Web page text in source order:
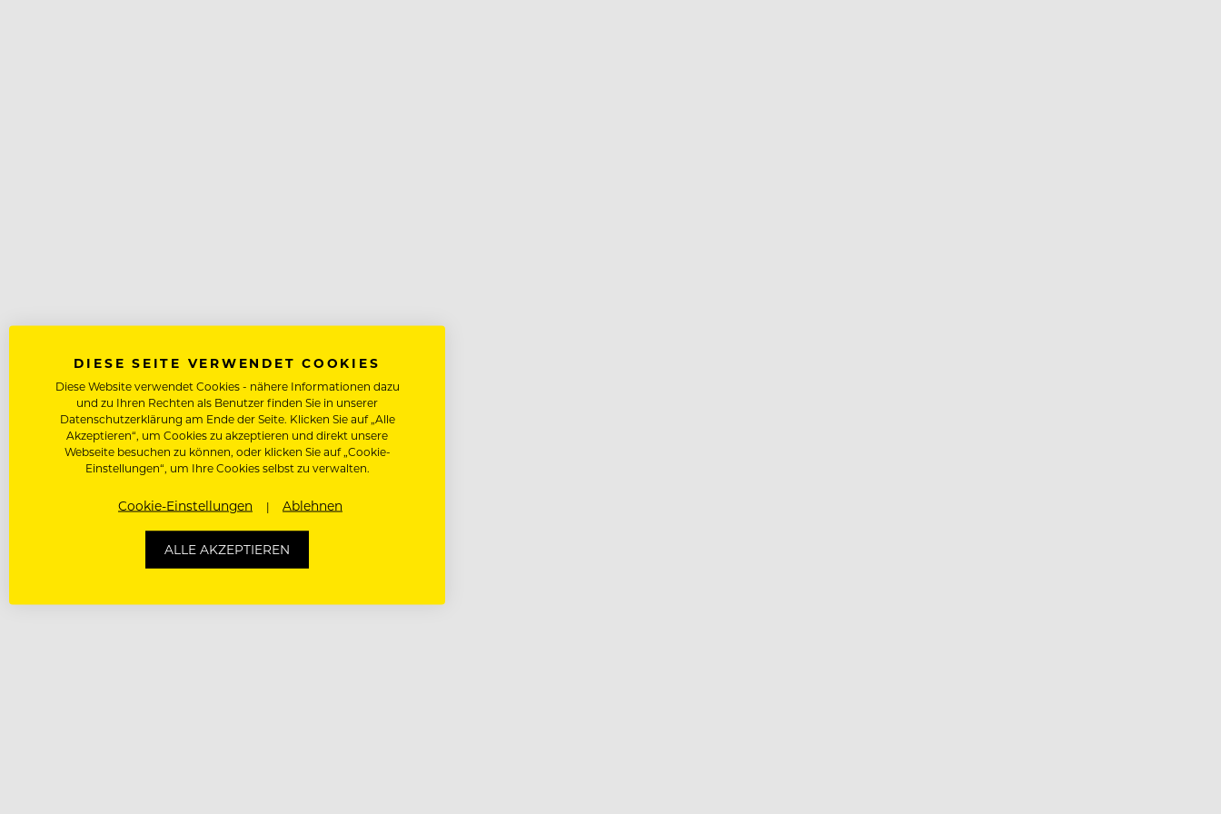
DIESE SEITE VERWENDET COOKIES
Diese Website verwendet Cookies - nähere Informationen dazu
und zu Ihren Rechten als Benutzer finden Sie in unserer
Datenschutzerklärung am Ende der Seite. Klicken Sie auf „Alle
Akzeptieren“, um Cookies zu akzeptieren und direkt unsere
Webseite besuchen zu können, oder klicken Sie auf „Cookie-
Einstellungen“, um Ihre Cookies selbst zu verwalten.
Cookie-Einstellungen Ablehnen
ALLE AKZEPTIEREN